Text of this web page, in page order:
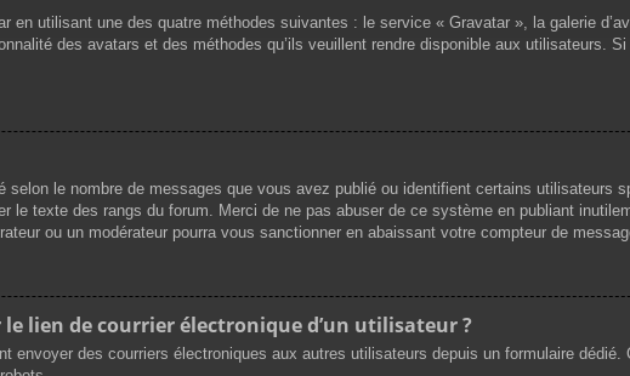
en utilisant une des quatre méthodes suivantes : le service « Gravatar », la galerie
des avatars et des méthodes qu’ils veuillent rendre disponible aux utilisateurs.
selon le nombre de messages que vous avez publié ou identifient certains utilisateurs
texte des rangs du forum. Merci de ne pas abuser de ce système en publiant
ou un modérateur pourra vous sanctionner en abaissant votre compteur de
lien de courrier électronique d’un utilisateur ?
des courriers électroniques aux autres utilisateurs depuis un formulaire dédié.